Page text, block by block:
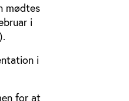
mødtes
i
i
for at